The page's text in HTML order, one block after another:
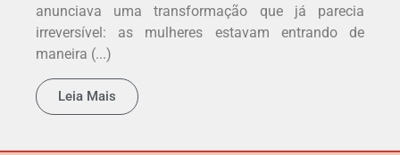
anunciava uma transformação que já parecia
irreversível: as mulheres estavam entrando de
maneira (...)
Leia Mais